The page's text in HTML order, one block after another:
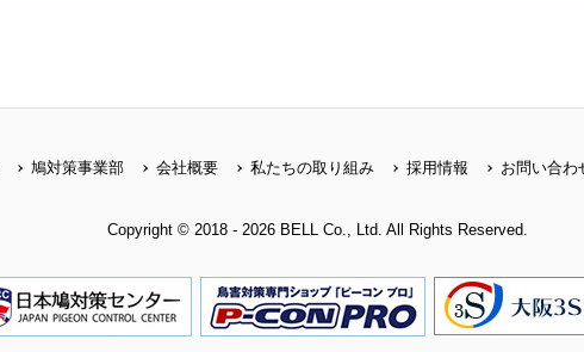
鳩対策事業部 会社概要 私たちの取り組み 採用情報 お問い合わ
Copyright © 2018 - 2026 BELL Co., Ltd. All Rights Reserved.